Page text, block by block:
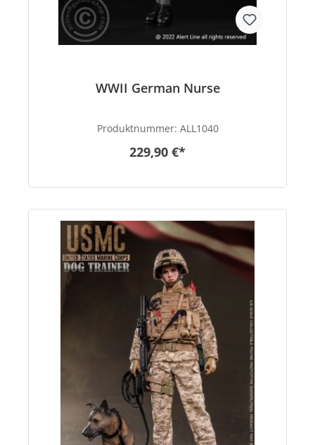
WWII German Nurse
Produktnummer: ALL1040
229,90 €*